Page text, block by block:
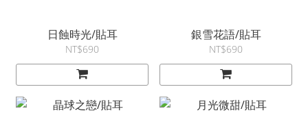
日蝕時光/貼耳
NT$690
銀雪花語/貼耳
NT$690